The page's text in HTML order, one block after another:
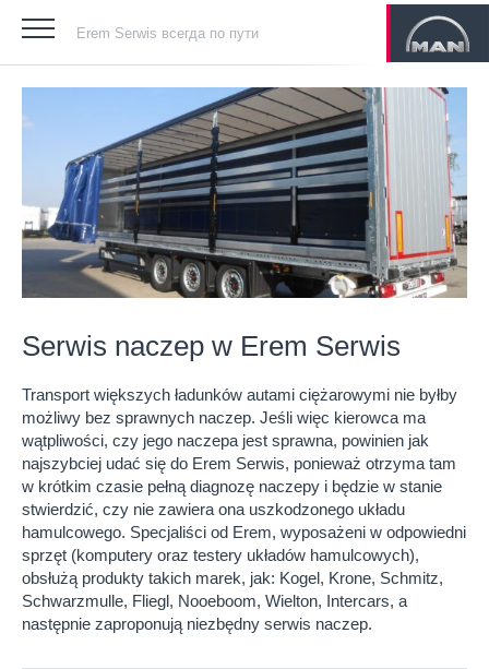
Erem Serwis всегда по пути
Serwis naczep w Erem Serwis
Transport większych ładunków autami ciężarowymi nie byłby
możliwy bez sprawnych naczep. Jeśli więc kierowca ma
wątpliwości, czy jego naczepa jest sprawna, powinien jak
najszybciej udać się do Erem Serwis, ponieważ otrzyma tam
w krótkim czasie pełną diagnozę naczepy i będzie w stanie
stwierdzić, czy nie zawiera ona uszkodzonego układu
hamulcowego. Specjaliści od Erem, wyposażeni w odpowiedni
sprzęt (komputery oraz testery układów hamulcowych),
obsłużą produkty takich marek, jak: Kogel, Krone, Schmitz,
Schwarzmulle, Fliegl, Nooeboom, Wielton, Intercars, a
następnie zaproponują niezbędny serwis naczep.